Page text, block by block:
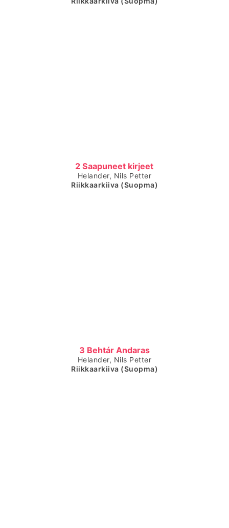
2 Saapuneet kirjeet
Čájet dárkkes dieđuid
Helander, Nils Petter
Riikkaarkiiva (Suopma)
3 Behtár Andaras
Čájet dárkkes dieđuid
Helander, Nils Petter
Riikkaarkiiva (Suopma)